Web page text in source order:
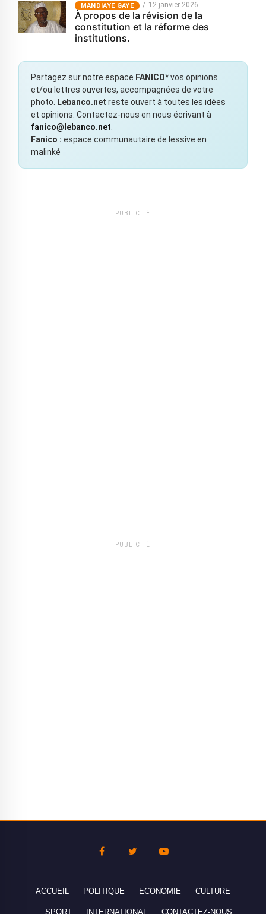
MANDIAYE GAYE 12 janvier 2026
À propos de la révision de la
constitution et la réforme des
institutions.
Partagez sur notre espace FANICO*vos opinions
et/ou lettres ouvertes, accompagnées de votre
photo.
Lebanco.net reste ouvert à toutes les idées
et opinions. Contactez-nous en nous écrivant à
fanico@lebanco.net
Fanico : espace communautaire de lessive en
malinké
PUBLICITÉ
PUBLICITÉ
ACCUEIL POLITIQUE ECONOMIE CULTURE
SPORT INTERNATIONAL CONTACTEZ-NOUS